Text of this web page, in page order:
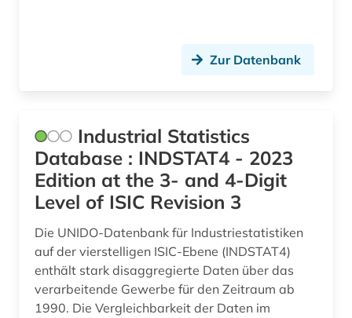
bosnien-herzegowina (1)
brahms, johannes | komponist; pianist (1)
brahms-institut (1)
branche (1)
branchendaten (1)
brandenburg (1)
Polen (16)
Portugal (3)
Rheinland-Pfalz (2)
Roemisches Reich (1)
Rumänien (8)
Russland, Sowjetunion (5)
Zur Datenbank
Industrial Statistics
Database : INDSTAT4 - 2023
Edition at the 3- and 4-Digit
Level of ISIC Revision 3
Die UNIDO-Datenbank für Industriestatistiken
auf der vierstelligen ISIC-Ebene (INDSTAT4)
enthält stark disaggregierte Daten über das
verarbeitende Gewerbe für den Zeitraum ab
1990. Die Vergleichbarkeit der Daten im